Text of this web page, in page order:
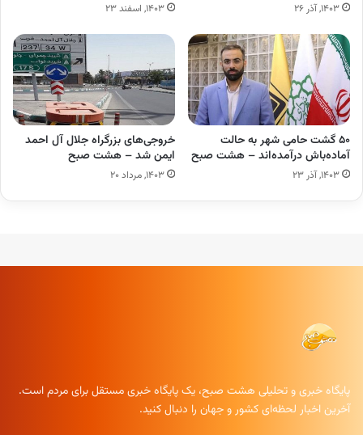
۱۴۰۳, آذر ۲۶ ۱۴۰۳, اسفند ۲۳
۵۰ گشت حامی شهر به حالت
آماده‌باش درآمده‌اند – هشت صبح
۱۴۰۳, آذر ۲۳
خروجی‌های بزرگراه جلال آل احمد
ایمن شد – هشت صبح
۱۴۰۳, مرداد ۲۰
پایگاه خبری و تحلیلی هشت صبح، یک پایگاه خبری مستقل برای مردم است.
آخرین اخبار لحظه‌ای کشور و جهان را دنبال کنید.